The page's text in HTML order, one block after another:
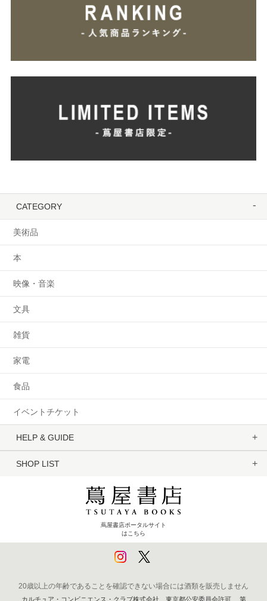
CATEGORY
美術品
本
映像・音楽
文具
雑貨
家電
食品
イベントチケット
HELP & GUIDE
SHOP LIST
蔦屋書店ポータルサイト
はこちら
20歳以上の年齢であることを確認できない場合には酒類を販売しません
カルチュア・コンビニエンス・クラブ株式会社 東京都公安委員会許可 第